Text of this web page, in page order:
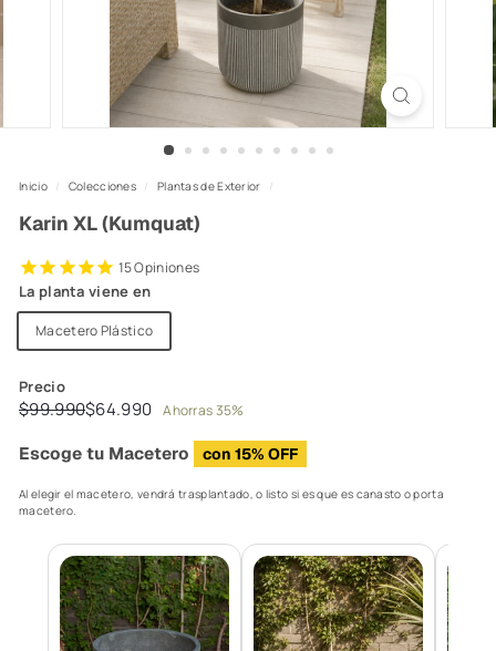
Inicio / Colecciones / Plantas de Exterior /
Karin XL (Kumquat)
15Opiniones
La planta viene en
Macetero Plástico
Precio
Precio
$99.990$99.990
Precio
oferta
$64.990 $64.990
Ahorras 35%
Escoge tu Macetero con 15% OFF
Al elegir el macetero, vendrá trasplantado, o listo si es que es canasto o porta
macetero.